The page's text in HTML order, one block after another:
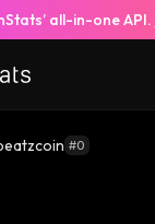
all-in-one API.
#0